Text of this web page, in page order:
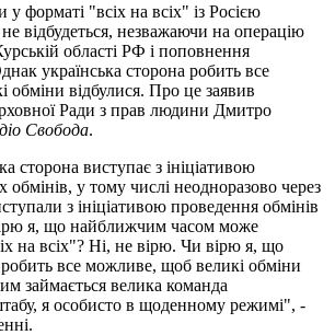
форматі "всіх на всіх" із Росією
відбудеться, незважаючи на операцію
області РФ і поповнення
українська сторона робить все
відбулися. Про це заявив
Ради з прав людини Дмитро
Свобода.
сторона виступає з ініціативою
у тому числі неодноразово через
з ініціативою проведення обмінів
я, що найближчим часом може
на всіх"? Ні, не вірю. Чи вірю я, що
робить все можливе, щоб великі обміни
займається велика команда
я особисто в щоденному режимі", -